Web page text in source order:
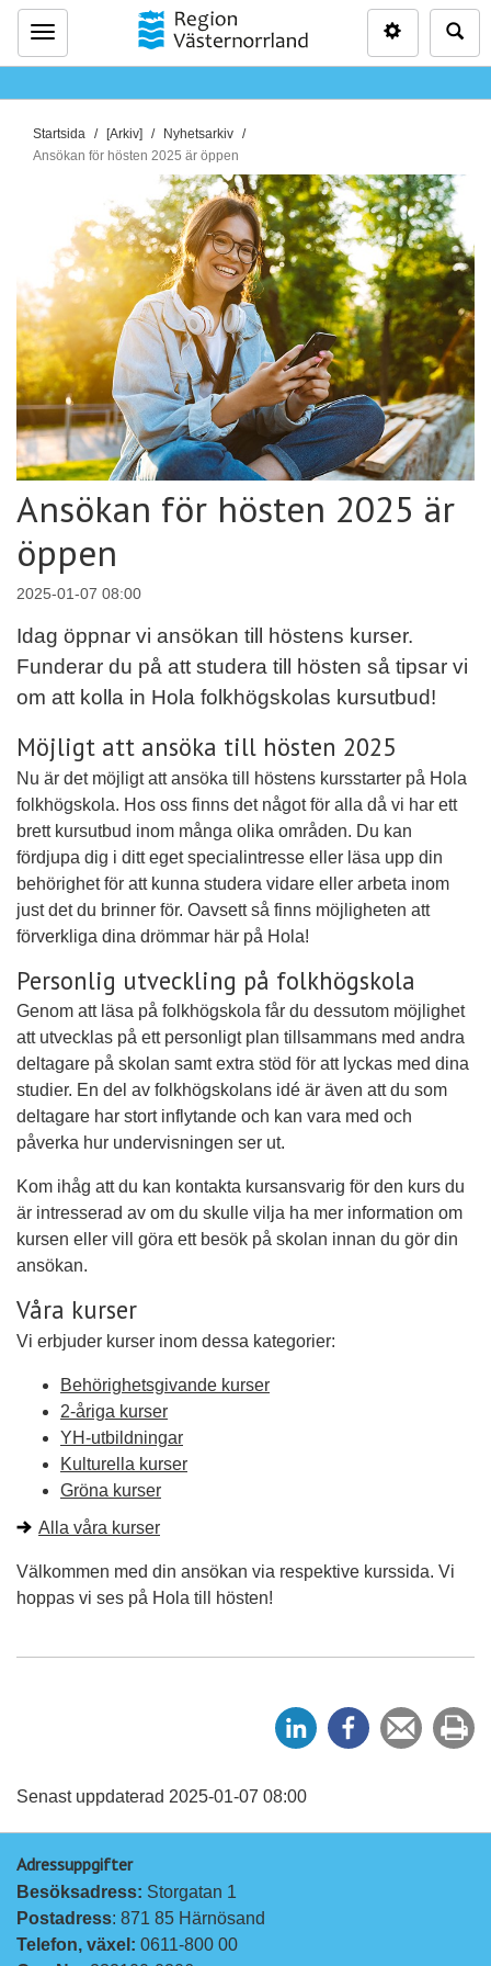
Meny
D
u
r
:
Startsida [Arkiv]
Nyhetsarkiv
Ansökan för hösten 2025 är öppen
Ansökan för hösten 2025 är
öppen
2025-01-07 08:00
Idag öppnar vi ansökan till höstens kurser.
Funderar du på att studera till hösten så tipsar vi
om att kolla in Hola folkhögskolas kursutbud!
Möjligt att ansöka till hösten 2025
Nu är det möjligt att ansöka till höstens kursstarter på Hola
folkhögskola. Hos oss finns det något för alla då vi har ett
brett kursutbud inom många olika områden. Du kan
fördjupa dig i ditt eget specialintresse eller läsa upp din
behörighet för att kunna studera vidare eller arbeta inom
just det du brinner för. Oavsett så finns möjligheten att
förverkliga dina drömmar här på Hola!
Personlig utveckling på folkhögskola
Genom att läsa på folkhögskola får du dessutom möjlighet
att utvecklas på ett personligt plan tillsammans med andra
deltagare på skolan samt extra stöd för att lyckas med dina
studier. En del av folkhögskolans idé är även att du som
deltagare har stort inflytande och kan vara med och
påverka hur undervisningen ser ut.
Kom ihåg att du kan kontakta kursansvarig för den kurs du
är intresserad av om du skulle vilja ha mer information om
kursen eller vill göra ett besök på skolan innan du gör din
ansökan.
Våra kurser
Vi erbjuder kurser inom dessa kategorier:
Behörighetsgivande kurser
2-åriga kurser
YH-utbildningar
Kulturella kurser
Gröna kurser
Alla våra kurser
Välkommen med din ansökan via respektive kurssida. Vi
hoppas vi ses på Hola till hösten!
e
e
Tipsa
en
ut
Senast uppdaterad 2025-01-07 08:00
Adressuppgifter
Besöksadress: Storgatan 1
Postadress: 871 85 Härnösand
Telefon, växel: 0611-800 00